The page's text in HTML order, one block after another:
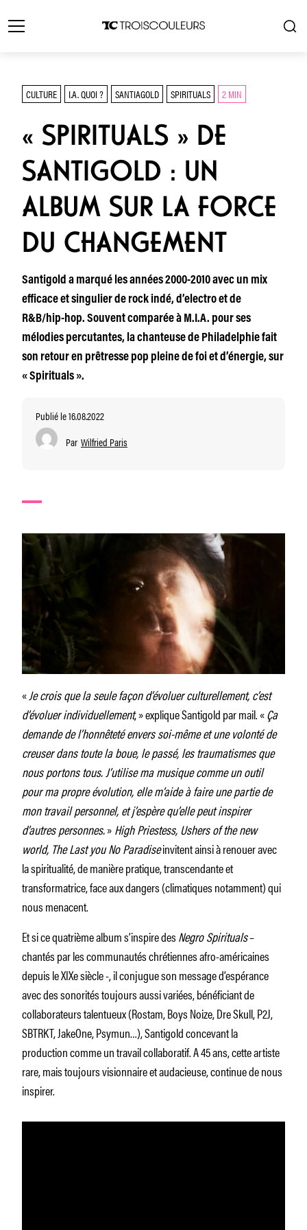
CULTURE I.A. QUOI ? SANTIAGOLD SPIRITUALS 2 MIN
« SPIRITUALS » DE
SANTIGOLD : UN
ALBUM SUR LA FORCE
DU CHANGEMENT
Santigold a marqué les années 2000-2010 avec un mix
efficace et singulier de rock indé, d’electro et de
R&B/hip-hop. Souvent comparée à M.I.A. pour ses
mélodies percutantes, la chanteuse de Philadelphie fait
son retour en prêtresse pop pleine de foi et d’énergie, sur
« Spirituals ».
Publié le 16.08.2022
Par Wilfried Paris
«Je crois que la seule façon d’évoluer culturellement, c’est
d’évoluer individuellement, » explique Santigold par mail. «Ça
demande de l’honnêteté envers soi-même et une volonté de
creuser dans toute la boue, le passé, les traumatismes que
nous portons tous. J’utilise ma musique comme un outil
pour ma propre évolution, elle m’aide à faire une partie de
mon travail personnel, et j’espère qu’elle peut inspirer
d’autres personnes.»High Priestess, Ushers of the new
world, The Last you No Paradiseinvitent ainsi à renouer avec
la spiritualité, de manière pratique, transcendante et
transformatrice, face aux dangers (climatiques notamment) qui
nous menacent.
Et si ce quatrième album s’inspire desNegro Spirituals–
chantés par les communautés chrétiennes afro-américaines
depuis le XIXe siècle -, il conjugue son message d’espérance
avec des sonorités toujours aussi variées, bénéficiant de
collaborateurs talentueux (Rostam, Boys Noize, Dre Skull, P2J,
SBTRKT, JakeOne, Psymun…), Santigold concevant la
production comme un travail collaboratif. A 45 ans, cette artiste
rare, mais toujours visionnaire et audacieuse, continue de nous
inspirer.